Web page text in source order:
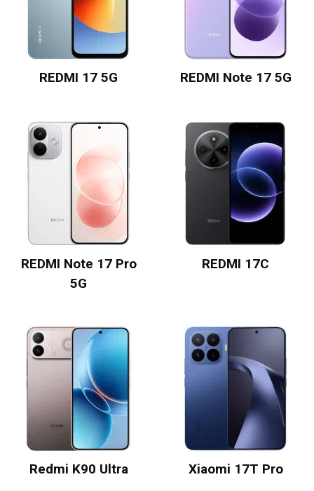
REDMI 17 5G REDMI Note 17 5G
REDMI Note 17 Pro
5G
REDMI 17C
Redmi K90 Ultra Xiaomi 17T Pro